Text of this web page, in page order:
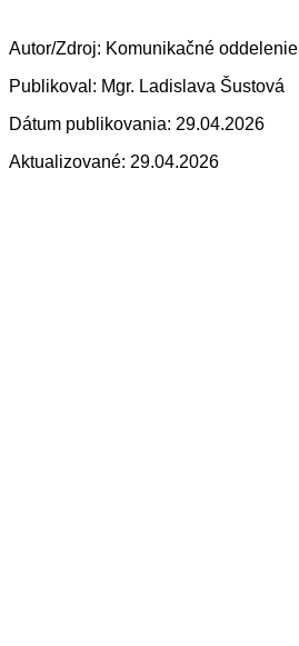
Autor/Zdroj: Komunikačné oddelenie
Publikoval: Mgr. Ladislava Šustová
Dátum publikovania: 29.04.2026
Aktualizované: 29.04.2026